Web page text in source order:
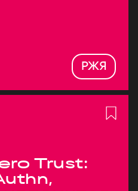
РЖЯ
Trust: